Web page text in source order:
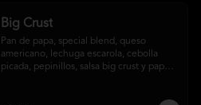
Big Crust
Pan de papa, special blend, queso
americano, lechuga escarola, cebolla
picada, pepinillos, salsa big crust y papas